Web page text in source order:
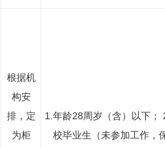
根据机
构安
排，定
为柜
1.年龄28周岁（含）以下；
校毕业生（未参加工作，